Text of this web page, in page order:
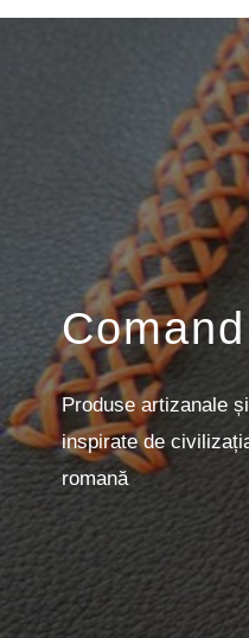
Produse artizanale
inspirate de
romană